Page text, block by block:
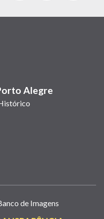
em
em
em
Alegre
de Imagens